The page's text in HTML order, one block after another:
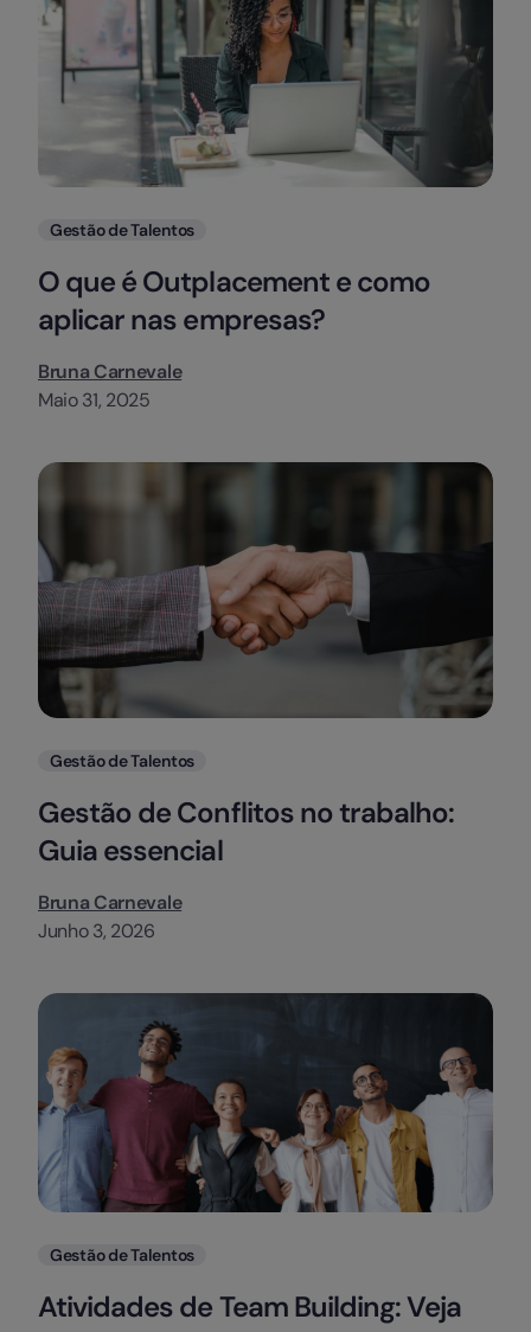
Categorias
Gestão de Talentos
O que é Outplacement e como
aplicar nas empresas?
Bruna Carnevale
Maio 31, 2025
Categorias
Gestão de Talentos
Gestão de Conflitos no trabalho:
Guia essencial
Bruna Carnevale
Junho 3, 2026
Categorias
Gestão de Talentos
Atividades de Team Building: Veja